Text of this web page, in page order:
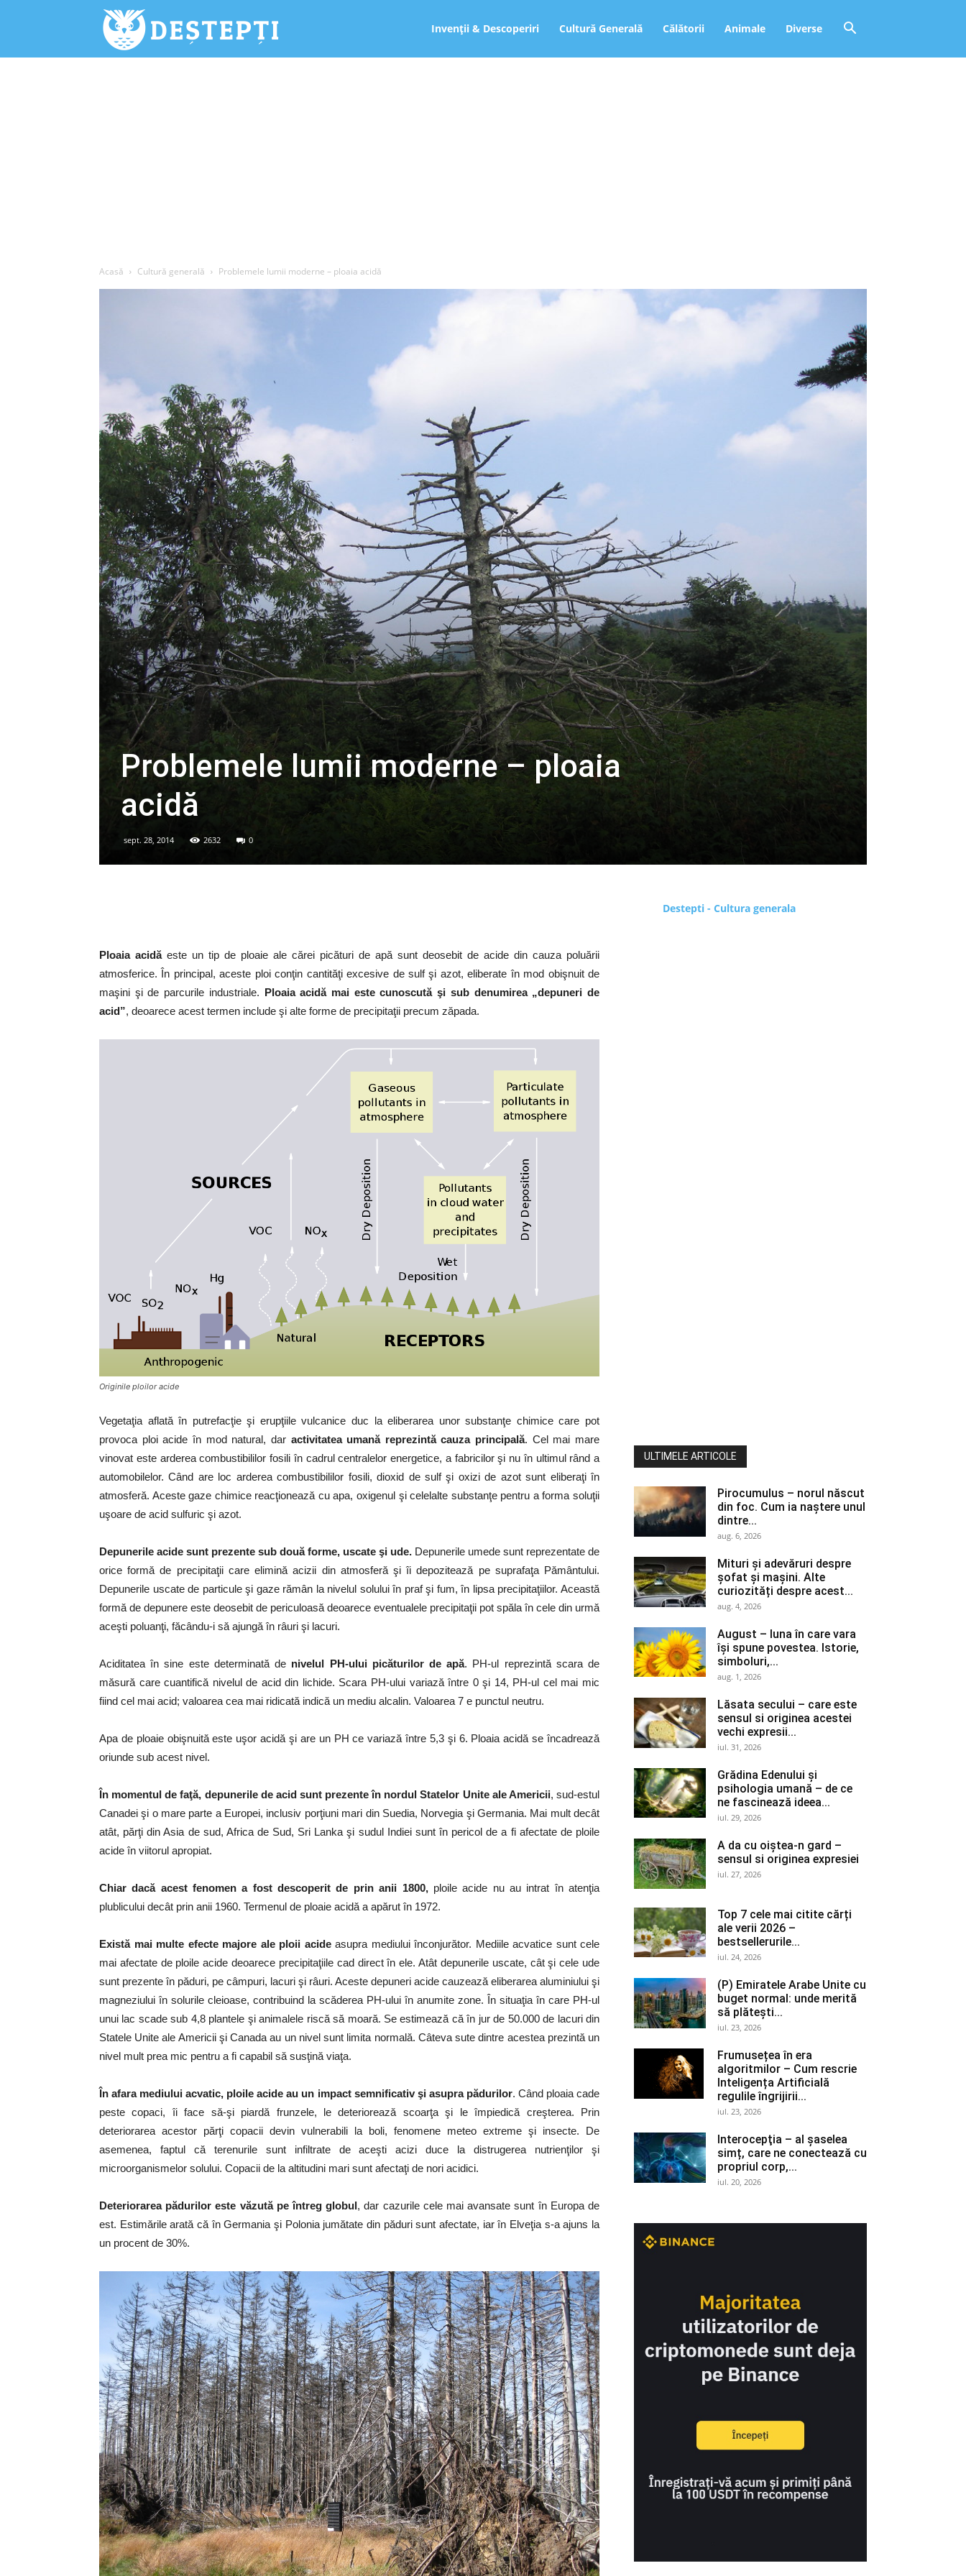
Deștepți.ro Invenții & Descoperiri Cultură Generală Călătorii Animale Diverse
Acasă Cultură generală Problemele lumii moderne – ploaia acidă
Problemele lumii moderne – ploaia
acidă
sept. 28, 2014 2632 0
Ploaia acidăeste un tip de ploaie ale cărei picături de apă sunt deosebit de acide din cauza poluării
atmosferice. În principal, aceste ploi conţin cantităţi excesive de sulf şi azot, eliberate în mod obişnuit de
maşini şi de parcurile industriale. Ploaia acidă mai este cunoscută şi sub denumirea „depuneri de
acid”, deoarece acest termen include şi alte forme de precipitaţii precum zăpada.
Originile ploilor acide
Vegetaţia aflată în putrefacţie şi erupţiile vulcanice duc la eliberarea unor substanţe chimice care pot
provoca ploi acide în mod natural, dar activitatea umană reprezintă cauza principală. Cel mai mare
vinovat este arderea combustibililor fosili în cadrul centralelor energetice, a fabricilor şi nu în ultimul rând a
automobilelor. Când are loc arderea combustibililor fosili, dioxid de sulf şi oxizi de azot sunt eliberaţi în
atmosferă. Aceste gaze chimice reacţionează cu apa, oxigenul şi celelalte substanţe pentru a forma soluţii
uşoare de acid sulfuric şi azot.
Depunerile acide sunt prezente sub două forme, uscate şi ude. Depunerile umede sunt reprezentate de
orice formă de precipitaţii care elimină acizii din atmosferă şi îi depozitează pe suprafaţa Pământului.
Depunerile uscate de particule şi gaze rămân la nivelul solului în praf şi fum, în lipsa precipitaţiilor. Această
formă de depunere este deosebit de periculoasă deoarece eventualele precipitaţii pot spăla în cele din urmă
aceşti poluanţi, făcându-i să ajungă în râuri şi lacuri.
Aciditatea în sine este determinată de nivelul PH-ului picăturilor de apă. PH-ul reprezintă scara de
măsură care cuantifică nivelul de acid din lichide. Scara PH-ului variază între 0 şi 14, PH-ul cel mai mic
fiind cel mai acid; valoarea cea mai ridicată indică un mediu alcalin. Valoarea 7 e punctul neutru.
Apa de ploaie obişnuită este uşor acidă şi are un PH ce variază între 5,3 şi 6. Ploaia acidă se încadrează
oriunde sub acest nivel.
În momentul de faţă, depunerile de acid sunt prezente în nordul Statelor Unite ale Americii, sud-estul
Canadei şi o mare parte a Europei, inclusiv porţiuni mari din Suedia, Norvegia şi Germania. Mai mult decât
atât, părţi din Asia de sud, Africa de Sud, Sri Lanka şi sudul Indiei sunt în pericol de a fi afectate de ploile
acide în viitorul apropiat.
Chiar dacă acest fenomen a fost descoperit de prin anii 1800,ploile acide nu au intrat în atenţia
plublicului decât prin anii 1960. Termenul de ploaie acidă a apărut în 1972.
Există mai multe efecte majore ale ploii acideasupra mediului înconjurător. Mediile acvatice sunt cele
mai afectate de ploile acide deoarece precipitaţiile cad direct în ele. Atât depunerile uscate, cât şi cele ude
sunt prezente în păduri, pe câmpuri, lacuri şi râuri. Aceste depuneri acide cauzează eliberarea aluminiului şi
magneziului în solurile cleioase, contribuind la scăderea PH-ului în anumite zone. În situaţia în care PH-ul
unui lac scade sub 4,8 plantele şi animalele riscă să moară. Se estimează că în jur de 50.000 de lacuri din
Statele Unite ale Americii şi Canada au un nivel sunt limita normală. Câteva sute dintre acestea prezintă un
nivel mult prea mic pentru a fi capabil să susţină viaţa.
În afara mediului acvatic, ploile acide au un impact semnificativ şi asupra pădurilor. Când ploaia cade
peste copaci, îi face să-şi piardă frunzele, le deteriorează scoarţa şi le împiedică creşterea. Prin
deteriorarea acestor părţi copacii devin vulnerabili la boli, fenomene meteo extreme şi insecte. De
asemenea, faptul că terenurile sunt infiltrate de aceşti acizi duce la distrugerea nutrienţilor şi
microorganismelor solului. Copacii de la altitudini mari sunt afectaţi de nori acidici.
Deteriorarea pădurilor este văzută pe întreg globul, dar cazurile cele mai avansate sunt în Europa de
est. Estimările arată că în Germania şi Polonia jumătate din păduri sunt afectate, iar în Elveţia s-a ajuns la
un procent de 30%.
Destepti - Cultura generala
ULTIMELE ARTICOLE
Pirocumulus – norul născut
din foc. Cum ia naștere unul
dintre...
aug. 6, 2026
Mituri și adevăruri despre
șofat și mașini. Alte
curiozități despre acest...
aug. 4, 2026
August – luna în care vara
își spune povestea. Istorie,
simboluri,...
aug. 1, 2026
Lăsata secului – care este
sensul si originea acestei
vechi expresii...
iul. 31, 2026
Grădina Edenului și
psihologia umană – de ce
ne fascinează ideea...
iul. 29, 2026
A da cu oiștea-n gard –
sensul si originea expresiei
iul. 27, 2026
Top 7 cele mai citite cărți
ale verii 2026 –
bestsellerurile...
iul. 24, 2026
(P) Emiratele Arabe Unite cu
buget normal: unde merită
să plătești...
iul. 23, 2026
Frumusețea în era
algoritmilor – Cum rescrie
Inteligența Artificială
regulile îngrijirii...
iul. 23, 2026
Interocepţia – al șaselea
simț, care ne conectează cu
propriul corp,...
iul. 20, 2026